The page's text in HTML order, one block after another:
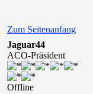
Zum Seitenanfang
Jaguar44
ACO-Präsident
Offline